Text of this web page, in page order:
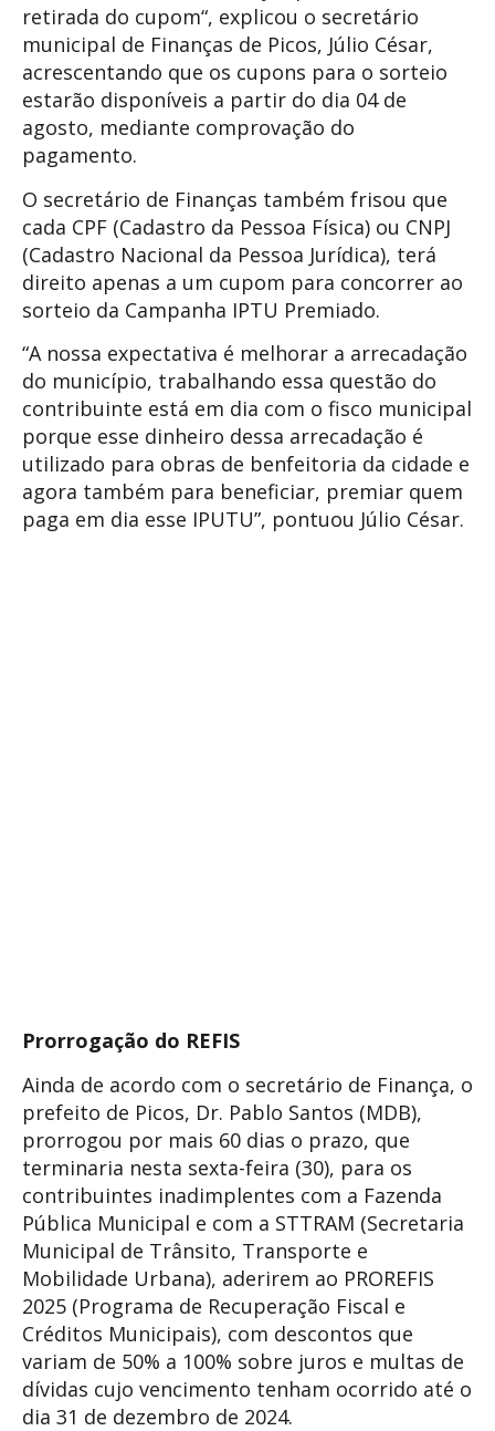
retirada do cupom“, explicou o secretário
municipal de Finanças de Picos, Júlio César,
acrescentando que os cupons para o sorteio
estarão disponíveis a partir do dia 04 de
agosto, mediante comprovação do
pagamento.
O secretário de Finanças também frisou que
cada CPF (Cadastro da Pessoa Física) ou CNPJ
(Cadastro Nacional da Pessoa Jurídica), terá
direito apenas a um cupom para concorrer ao
sorteio da Campanha IPTU Premiado.
“A nossa expectativa é melhorar a arrecadação
do município, trabalhando essa questão do
contribuinte está em dia com o fisco municipal
porque esse dinheiro dessa arrecadação é
utilizado para obras de benfeitoria da cidade e
agora também para beneficiar, premiar quem
paga em dia esse IPUTU”, pontuou Júlio César.
Prorrogação do REFIS
Ainda de acordo com o secretário de Finança, o
prefeito de Picos, Dr. Pablo Santos (MDB),
prorrogou por mais 60 dias o prazo, que
terminaria nesta sexta-feira (30), para os
contribuintes inadimplentes com a Fazenda
Pública Municipal e com a STTRAM (Secretaria
Municipal de Trânsito, Transporte e
Mobilidade Urbana), aderirem ao PROREFIS
2025 (Programa de Recuperação Fiscal e
Créditos Municipais), com descontos que
variam de 50% a 100% sobre juros e multas de
dívidas cujo vencimento tenham ocorrido até o
dia 31 de dezembro de 2024.